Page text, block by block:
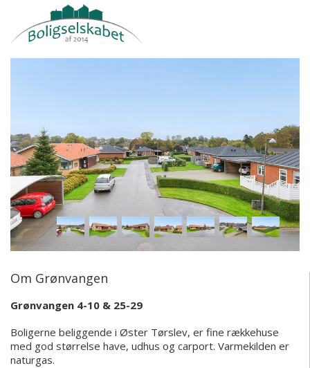
Om Grønvangen
Grønvangen 4-10 & 25-29
Boligerne beliggende i Øster Tørslev, er fine rækkehuse
med god størrelse have, udhus og carport. Varmekilden er
naturgas.